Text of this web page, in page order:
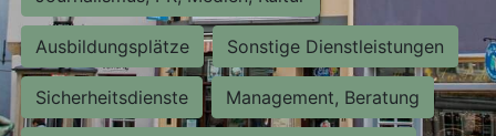
Ausbildungsplätze Sonstige Dienstleistungen
Sicherheitsdienste Management, Beratung